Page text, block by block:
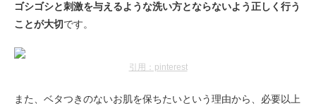
ゴシゴシと刺激を与えるような洗い方とならないよう正しく行う
ことが大切です。
引用：pinterest
また、ベタつきのないお肌を保ちたいという理由から、必要以上